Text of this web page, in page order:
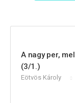
A nagy per,
(3/1.)
Eötvös Károly